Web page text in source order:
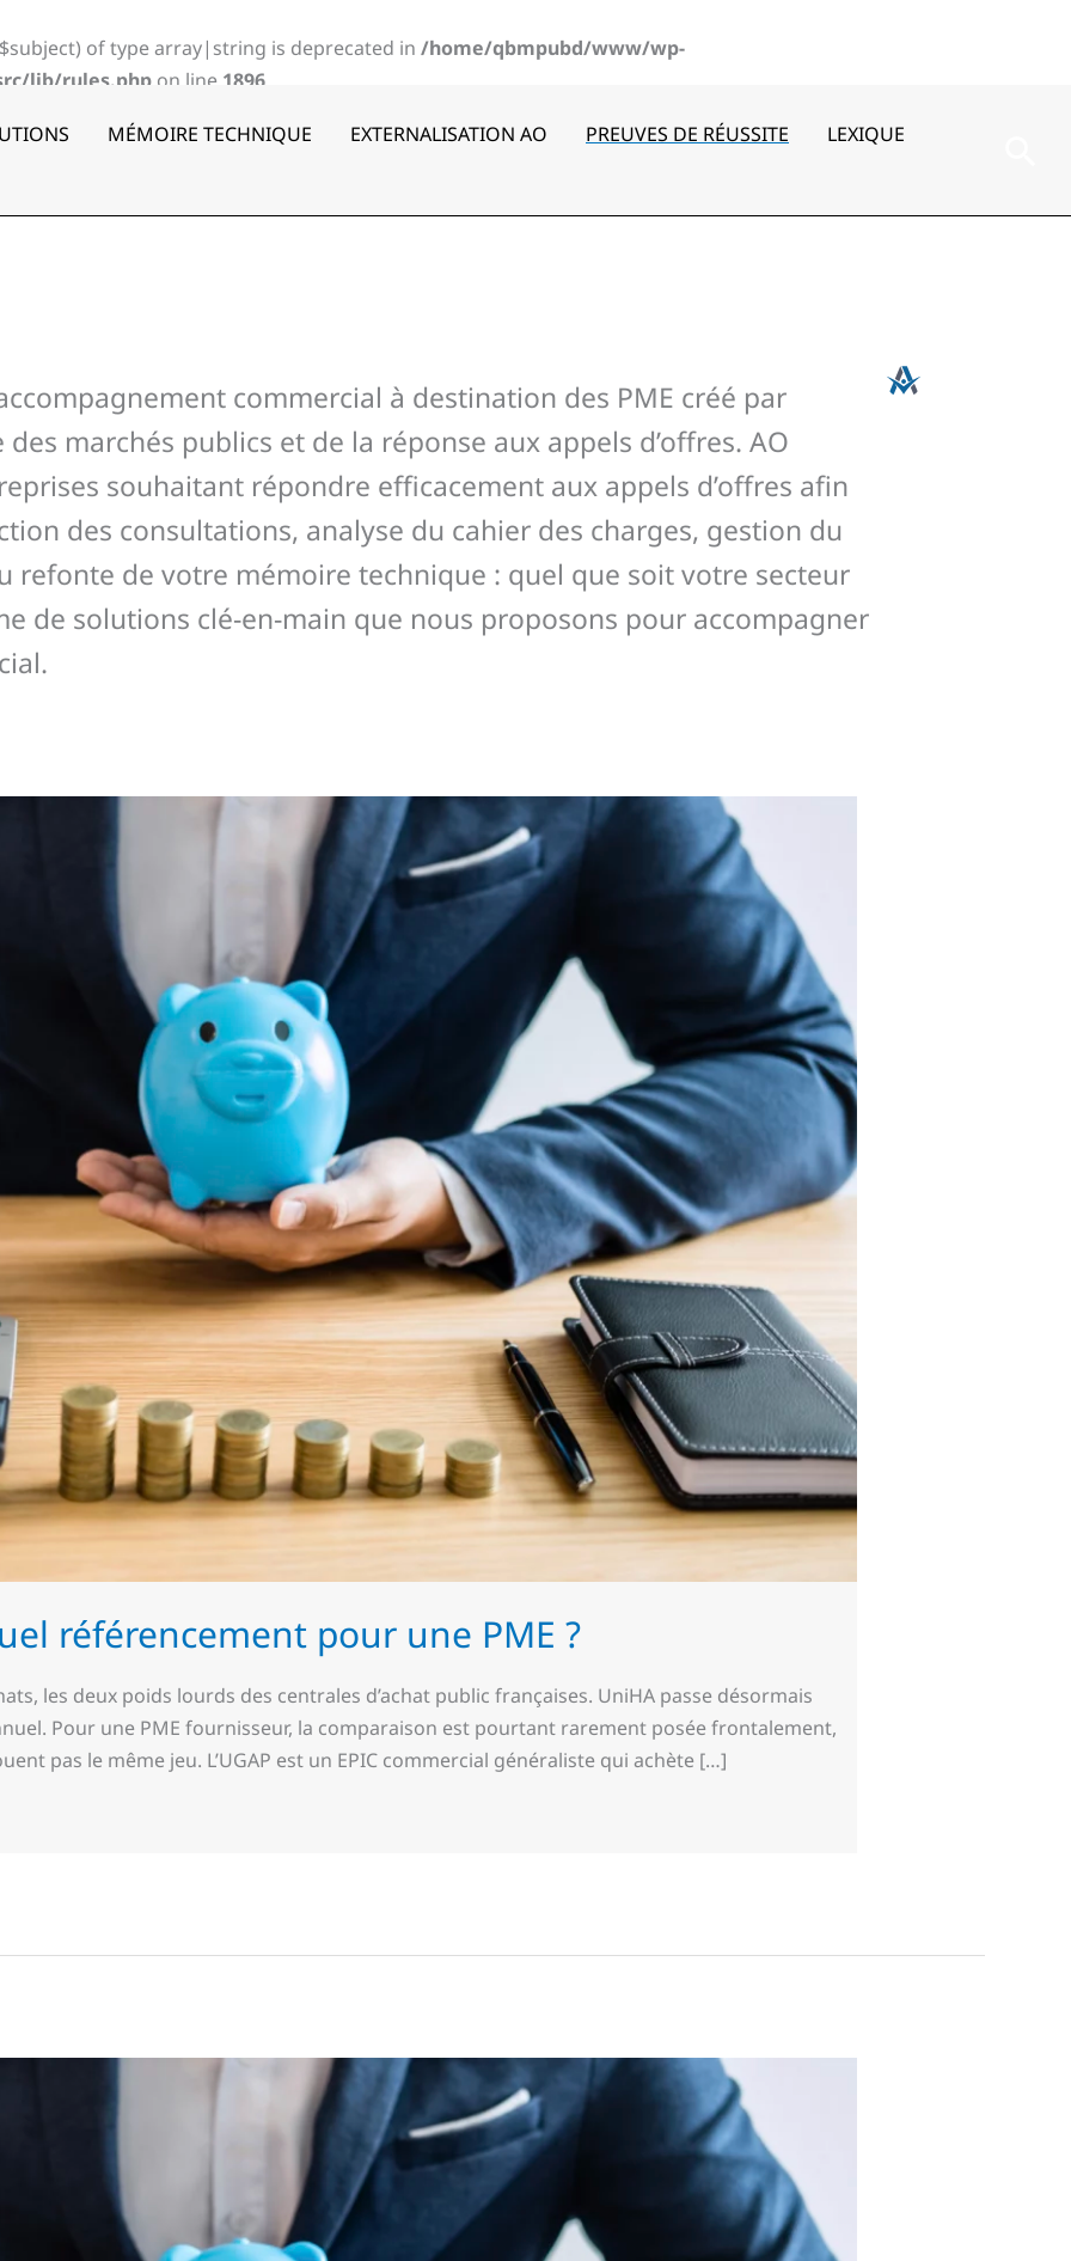
of type array|string is deprecated in /home/qbmpubd/www/wp-
lib/rules.php on line 1896
MÉMOIRE TECHNIQUE EXTERNALISATION AO PREUVES DE RÉUSSITE LEXIQUE
commercial à destination des PME créé par
des marchés publics et de la réponse aux appels d’offres. AO
souhaitant répondre efficacement aux appels d’offres afin
des consultations, analyse du cahier des charges, gestion du
refonte de votre mémoire technique : quel que soit votre secteur
de solutions clé-en-main que nous proposons pour accompagner
référencement pour une PME ?
les deux poids lourds des centrales d’achat public françaises. UniHA passe désormais
Pour une PME fournisseur, la comparaison est pourtant rarement posée frontalement,
pas le même jeu. L’UGAP est un EPIC commercial généraliste qui achète […]